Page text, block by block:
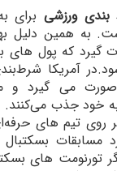
ورزشی برای
به همین دلیل
گیرد که پول های
آمریکا
می گیرد و
خود جذب
روی تیم های
مسابقات
تورنومت های